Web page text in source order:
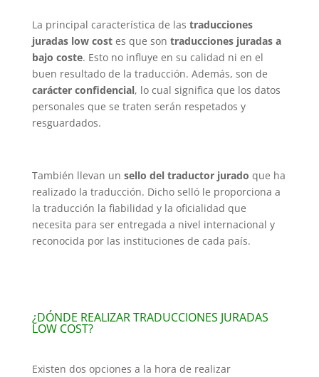
La principal característica de las traducciones
juradas low costes que son traducciones juradas a
bajo coste. Esto no influye en su calidad ni en el
buen resultado de la traducción. Además, son de
carácter confidencial, lo cual significa que los datos
personales que se traten serán respetados y
resguardados.
También llevan un sello del traductor jurado que ha
realizado la traducción. Dicho selló le proporciona a
la traducción la fiabilidad y la oficialidad que
necesita para ser entregada a nivel internacional y
reconocida por las instituciones de cada país.
¿DÓNDE REALIZAR TRADUCCIONES JURADAS
LOW COST?
Existen dos opciones a la hora de realizar